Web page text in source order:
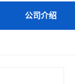
公司介绍